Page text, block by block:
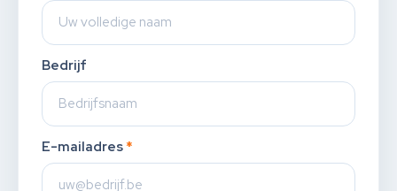
Bedrijf
E-mailadres *